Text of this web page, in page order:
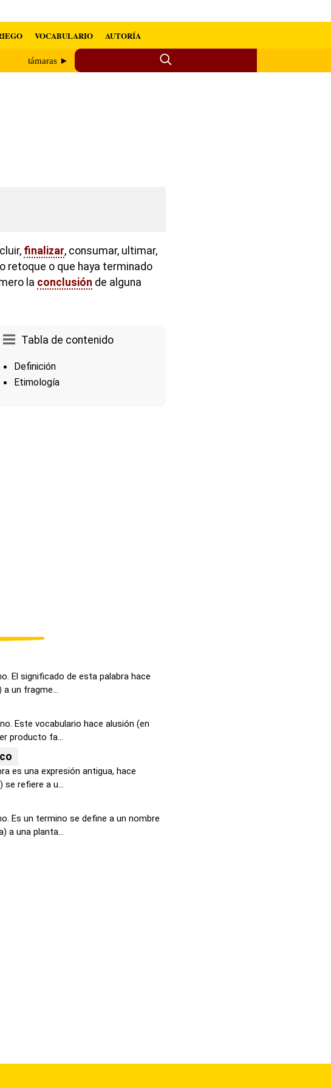
VOCABULARIO AUTORÍA
támaras ►
finalizar, consumar, ultimar,
retoque o que haya terminado
la conclusión de alguna
Tabla de contenido
Definición
Etimología
El significado de esta palabra hace
un fragme...
Este vocabulario hace alusión (en
producto fa...
es una expresión antigua, hace
se refiere a u...
Es un termino se define a un nombre
a una planta...